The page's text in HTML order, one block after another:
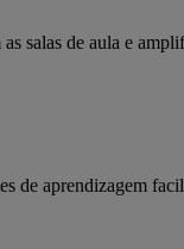
salas de aula e
de aprendizagem